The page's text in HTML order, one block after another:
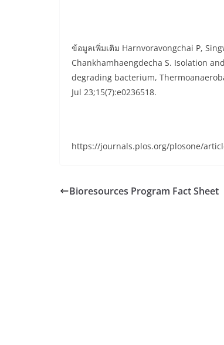
ข้อมูลเพิ่มเติม Harnvoravongchai P,
Chankhamhaengdecha S. Isolation
degrading bacterium,
Jul 23;15(7):e0236518.
https://journals.plos.org/plosone/
Bioresources Program Fact Sheet